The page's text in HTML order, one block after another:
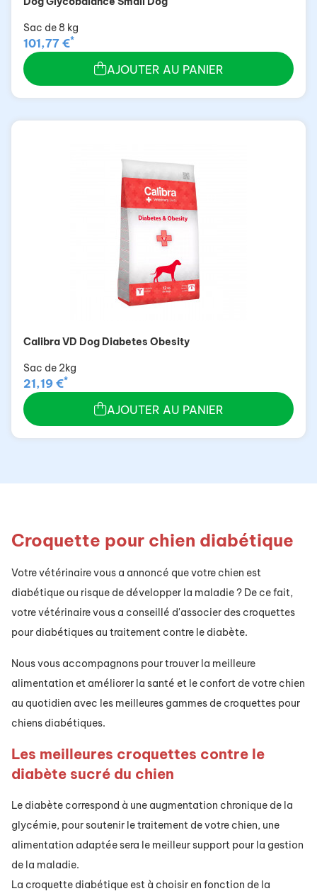
Croquette pour chien diabétique
Votre vétérinaire vous a annoncé que votre chien est
diabétique ou risque de développer la maladie ? De ce fait,
votre vétérinaire vous a conseillé d'associer des croquettes
pour diabétiques au traitement contre le diabète.
Nous vous accompagnons pour trouver la meilleure
alimentation et améliorer la santé et le confort de votre chien
au quotidien avec les meilleures gammes de croquettes pour
chiens diabétiques.
Les meilleures croquettes contre le
diabète sucré du chien
Le diabète correspond à une augmentation chronique de la
glycémie, pour soutenir le traitement de votre chien, une
alimentation adaptée sera le meilleur support pour la gestion
de la maladie.
La croquette diabétique est à choisir en fonction de la
Sac de 8 kg
101,77 €*
AJOUTER AU PANIER
Calibra VD Dog Diabetes Obesity
Sac de 2kg
21,19 €*
AJOUTER AU PANIER